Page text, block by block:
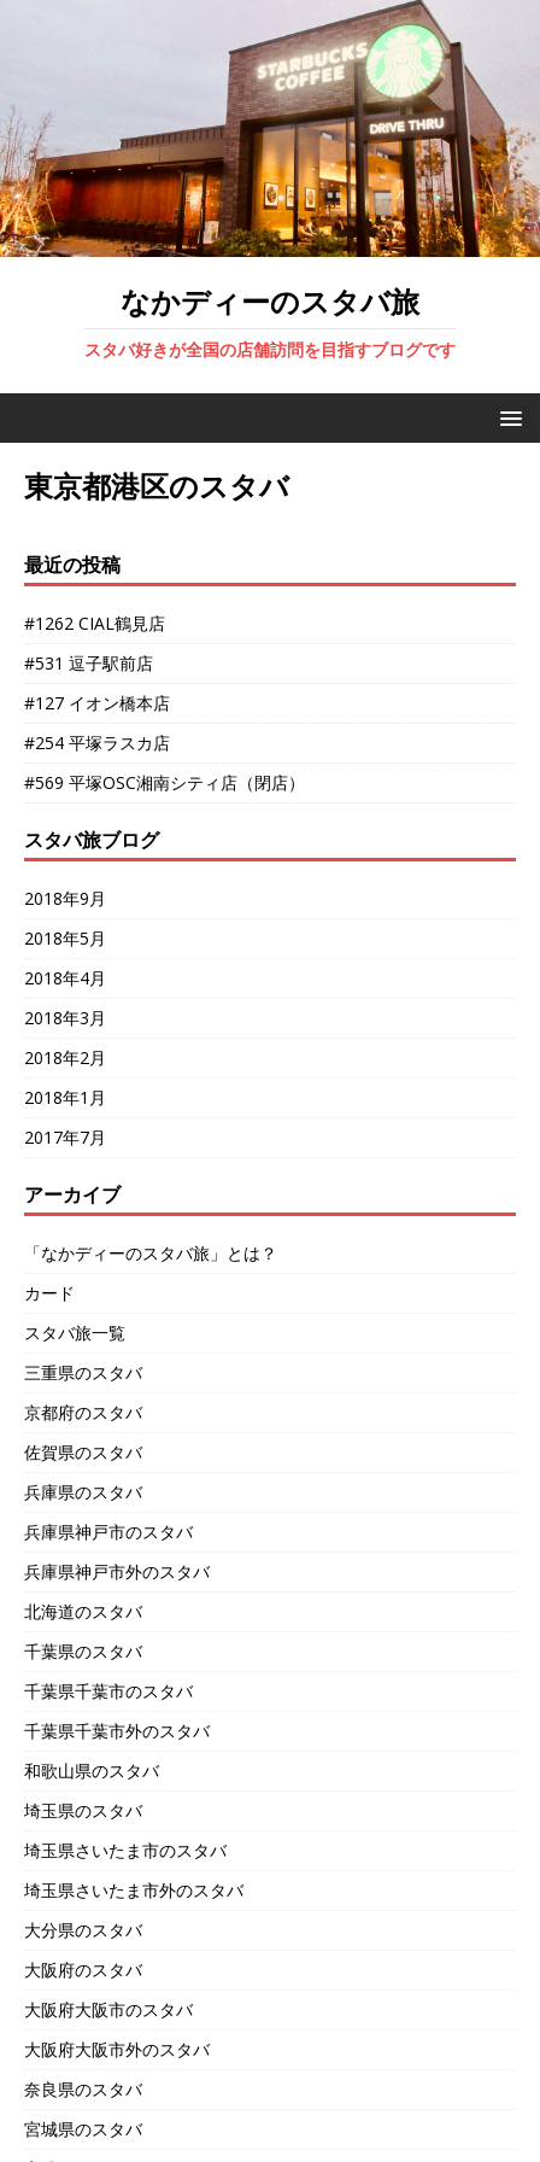
なかディーのスタバ旅
スタバ好きが全国の店舗訪問を目指すブログです
東京都港区のスタバ
最近の投稿
#1262 CIAL鶴見店
#531 逗子駅前店
#127 イオン橋本店
#254 平塚ラスカ店
#569 平塚OSC湘南シティ店（閉店）
スタバ旅ブログ
2018年9月
2018年5月
2018年4月
2018年3月
2018年2月
2018年1月
2017年7月
アーカイブ
「なかディーのスタバ旅」とは？
カード
スタバ旅一覧
三重県のスタバ
京都府のスタバ
佐賀県のスタバ
兵庫県のスタバ
兵庫県神戸市のスタバ
兵庫県神戸市外のスタバ
北海道のスタバ
千葉県のスタバ
千葉県千葉市のスタバ
千葉県千葉市外のスタバ
和歌山県のスタバ
埼玉県のスタバ
埼玉県さいたま市のスタバ
埼玉県さいたま市外のスタバ
大分県のスタバ
大阪府のスタバ
大阪府大阪市のスタバ
大阪府大阪市外のスタバ
奈良県のスタバ
宮城県のスタバ